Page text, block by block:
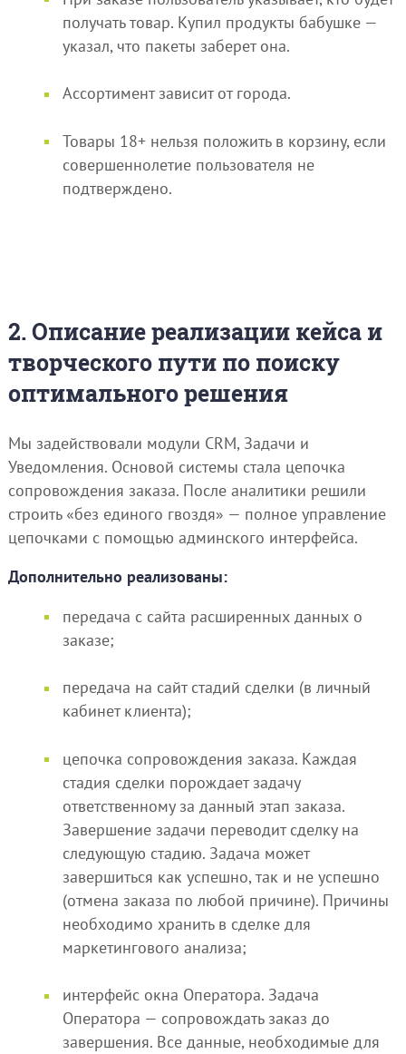
получать товар. Купил продукты бабушке —
указал, что пакеты заберет она.
Ассортимент зависит от города.
Товары 18+ нельзя положить в корзину, если
совершеннолетие пользователя не
подтверждено.
2. Описание реализации кейса и
творческого пути по поиску
оптимального решения
Мы задействовали модули CRM, Задачи и
Уведомления. Основой системы стала цепочка
сопровождения заказа. После аналитики решили
строить «без единого гвоздя» — полное управление
цепочками с помощью админского интерфейса.
Дополнительно реализованы:
передача с сайта расширенных данных о
заказе;
передача на сайт стадий сделки (в личный
кабинет клиента);
цепочка сопровождения заказа. Каждая
стадия сделки порождает задачу
ответственному за данный этап заказа.
Завершение задачи переводит сделку на
следующую стадию. Задача может
завершиться как успешно, так и не успешно
(отмена заказа по любой причине). Причины
необходимо хранить в сделке для
маркетингового анализа;
интерфейс окна Оператора. Задача
Оператора — сопровождать заказ до
завершения. Все данные, необходимые для